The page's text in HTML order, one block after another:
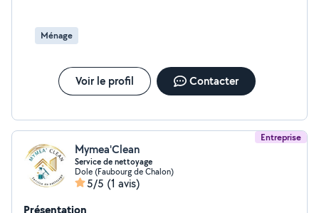
Ménage
Voir le profil Contacter
Entreprise
Mymea'Clean
Service de nettoyage
Dole (Faubourg de Chalon)
5/5 (1 avis)
Présentation